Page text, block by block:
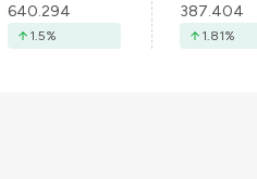
640.294
1.5%
387.404
1.81%